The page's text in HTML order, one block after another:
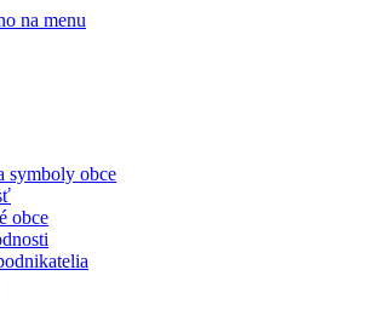
na menu
symboly obce
obce